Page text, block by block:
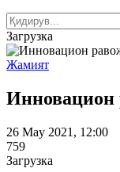
Загрузка
Жамият
Инновацион
26 May 2021, 12:00
759
Загрузка